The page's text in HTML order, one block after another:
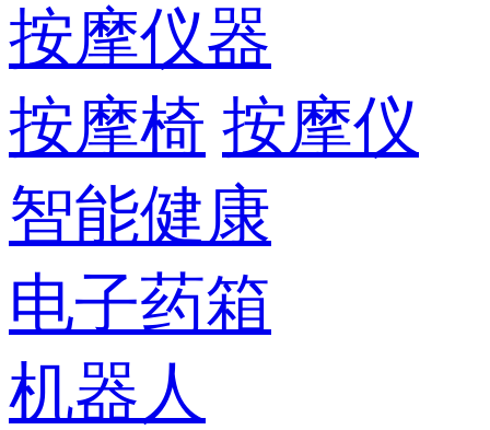
按摩仪器
按摩椅 按摩仪
智能健康
电子药箱
机器人